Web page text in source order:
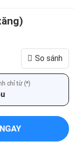
So sánh
chỉ từ (*)